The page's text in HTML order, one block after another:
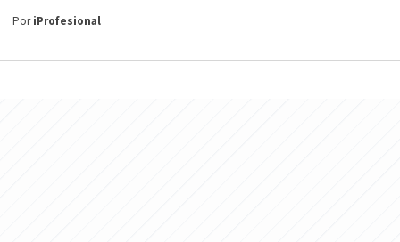
PoriProfesional